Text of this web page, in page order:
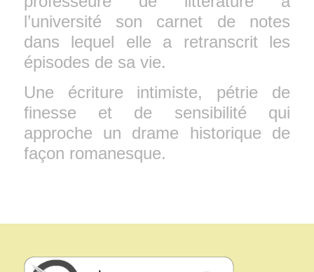
l’université son carnet de notes
dans lequel elle a retranscrit les
épisodes de sa vie.
Une écriture intimiste, pétrie de
finesse et de sensibilité qui
approche un drame historique de
façon romanesque.